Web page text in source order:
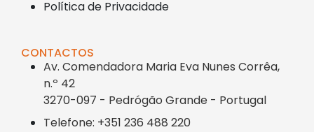
Política de Privacidade
CONTACTOS
Av. Comendadora Maria Eva Nunes Corrêa,
n.º 42
3270-097 - Pedrógão Grande - Portugal
Telefone: +351 236 488 220